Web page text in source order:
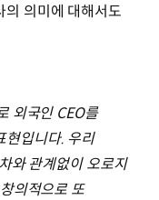
의미에 대해서도
외국인 CEO를
현입니다. 우리
와 관계없이 오로지
의적으로 또